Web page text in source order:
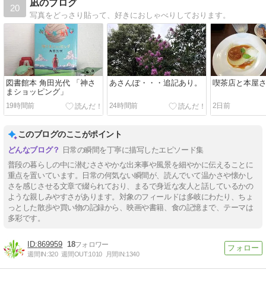
20
凪のブログ
写真をどっさり貼って、好きにおしゃべりしております。
図書館本 角田光代 「神さ
まショッピング」
19時間前
あさんぽ・・・追記あり。
24時間前
喫茶店と本屋
2日前
このブログのここがポイント
日常の瞬間を丁寧に描写したエピソード集
普段の暮らしの中に潜むささやかな出来事や風景を細やかに伝えることに
重点を置いています。日常の何気ない瞬間が、読んでいて温かさや懐かし
さを感じさせる文章で綴られており、まるで身近な友人と話しているかの
ような親しみやすさがあります。対象のフィールドは多岐にわたり、ちょ
っとした散歩や買い物の記録から、映画や書籍、食の記憶まで、テーマは
多彩です。
869959 18
週間IN:320 週間OUT:1010 月間IN:1340